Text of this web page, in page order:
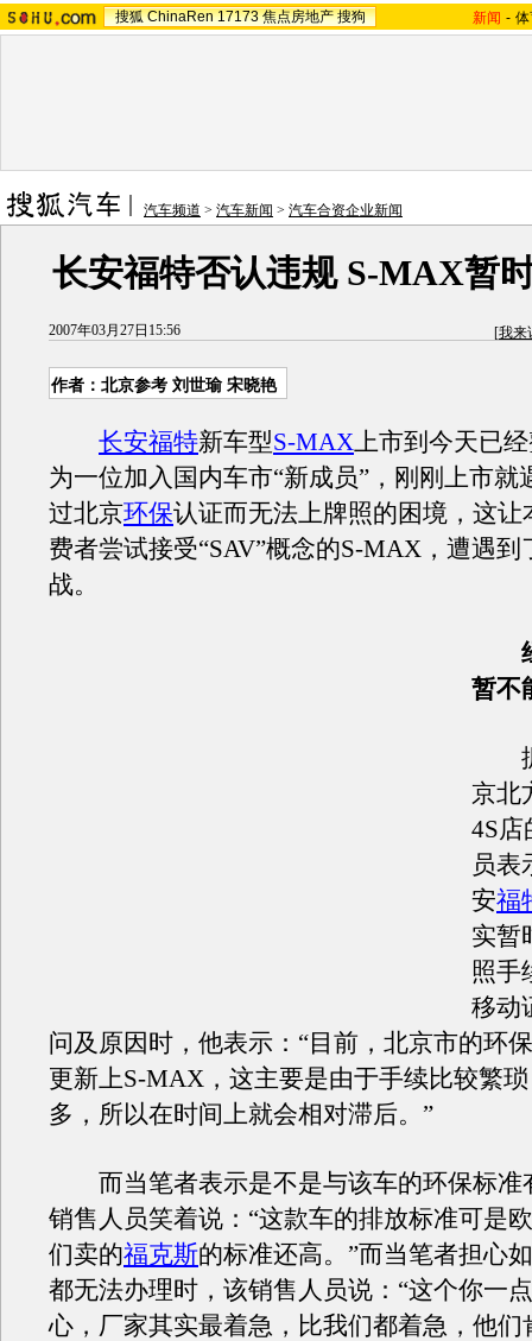
搜狐 ChinaRen 17173 焦点房地产 搜狗 新闻 -
汽车频道 > 汽车新闻 > 汽车合资企业新闻
长安福特否认违规 S-MAX暂
2007年03月27日15:56 [我来
作者：北京参考 刘世瑜 宋晓艳
长安福特新车型S-MAX上市到今天已
为一位加入国内车市“新成员”，刚刚上市就
过北京环保认证而无法上牌照的困境，这让
费者尝试接受“SAV”概念的S-MAX，遭遇到
战。
经
暂不
京北
4S店
员表
安福
实暂
照手
移动
问及原因时，他表示：“目前，北京市的环
更新上S-MAX，这主要是由于手续比较繁
多，所以在时间上就会相对滞后。”
而当笔者表示是不是与该车的环保标准
销售人员笑着说：“这款车的排放标准可是
们卖的福克斯的标准还高。”而当笔者担心
都无法办理时，该销售人员说：“这个你一
心，厂家其实最着急，比我们都着急，他们